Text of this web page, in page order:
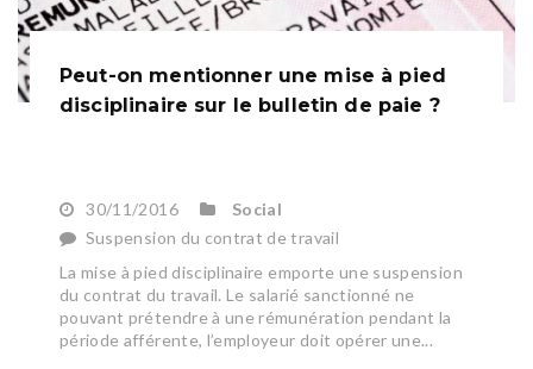
Peut-on mentionner une mise à pied
disciplinaire sur le bulletin de paie ?
30/11/2016
Social
Suspension du contrat de travail
La mise à pied disciplinaire emporte une suspension
du contrat du travail. Le salarié sanctionné ne
pouvant prétendre à une rémunération pendant la
période afférente, l’employeur doit opérer une...